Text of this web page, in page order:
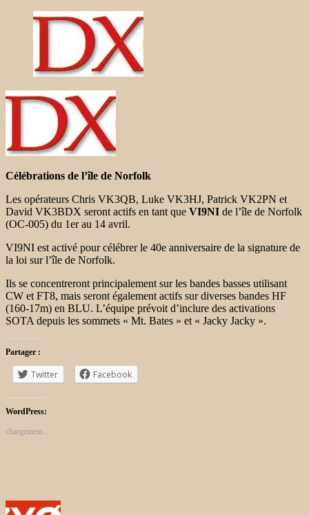
Célébrations de l’île de Norfolk
Les opérateurs Chris VK3QB, Luke VK3HJ, Patrick VK2PN et
David VK3BDX seront actifs en tant que VI9NI de l’île de Norfolk
(OC-005) du 1er au 14 avril.
VI9NI est activé pour célébrer le 40e anniversaire de la signature de
la loi sur l’île de Norfolk.
Ils se concentreront principalement sur les bandes basses utilisant
CW et FT8, mais seront également actifs sur diverses bandes HF
(160-17m) en BLU. L’équipe prévoit d’inclure des activations
SOTA depuis les sommets « Mt. Bates » et « Jacky Jacky ».
Partager :
Twitter Facebook
WordPress:
chargement…